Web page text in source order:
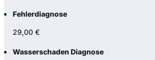
Fehlerdiagnose
29,00 €
Wasserschaden Diagnose